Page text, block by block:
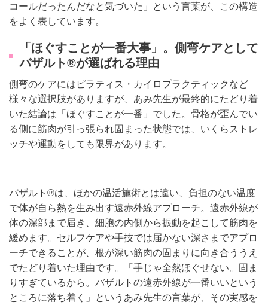
コールだったんだなと気づいた」という言葉が、この構造
をよく表しています。
「ほぐすことが一番大事」。側弯ケアとして
バザルト®が選ばれる理由
側弯のケアにはピラティス・カイロプラクティックなど
様々な選択肢がありますが、あみ先生が最終的にたどり着
いた結論は「ほぐすことが一番」でした。骨格が歪んでい
る側に筋肉が引っ張られ固まった状態では、いくらストレ
ッチや運動をしても限界があります。
バザルト®は、ほかの温活施術とは違い、負担のない温度
で体が自ら熱を生み出す遠赤外線アプローチ。遠赤外線が
体の深部まで届き、細胞の内側から振動を起こして筋肉を
緩めます。セルフケアや手技では届かない深さまでアプロ
ーチできることが、根が深い筋肉の固まりに向き合ううえ
でたどり着いた理由です。「手じゃ全然ほぐせない。固ま
りすぎているから。バザルトの遠赤外線が一番いいという
ところに落ち着く」というあみ先生の言葉が、その実感を